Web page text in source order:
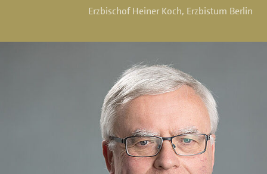
Erzbischof Heiner Koch, Erzbistum Berlin